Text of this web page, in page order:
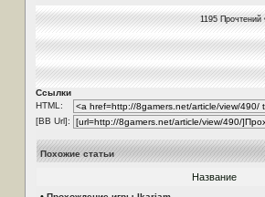
1195 Прочтений
Ссылки
HTML:
[BB Url]:
Похожие статьи
Название